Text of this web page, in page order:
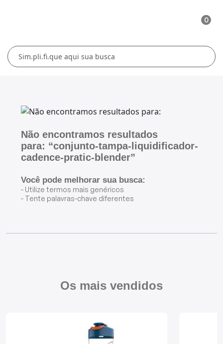
0
Não encontramos resultados
para: “conjunto-tampa-liquidificador-
cadence-pratic-blender”
Você pode melhorar sua busca:
- Utilize termos mais genéricos
- Tente palavras-chave diferentes
Os mais vendidos
Cozinha
Chaleiras Elétricas
Cafeteiras
Fritadeiras
Conforto Térmico
Cuidados Pessoais
Pranchas